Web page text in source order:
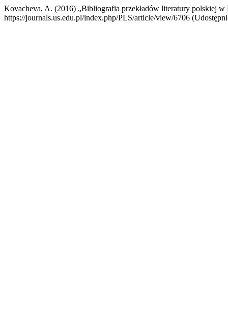
Kovacheva, A. (2016) „Bibliografia przekładów literatury polskiej
https://journals.us.edu.pl/index.php/PLS/article/view/6706